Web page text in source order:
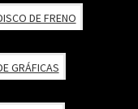
DE FRENO
GRÁFICAS